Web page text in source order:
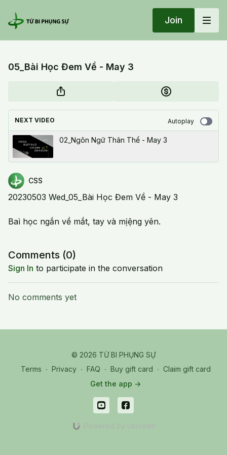
Join
05_Bài Học Đem Về - May 3
NEXT VIDEO Autoplay
02_Ngôn Ngữ Thân Thể - May 3
CSS
20230503 Wed_05_Bài Học Đem Về - May 3
Baì học ngắn về mắt, tay và mịệng yên.
Comments (0)
Sign In to participate in the conversation
No comments yet
© 2026 TỪ BI PHỤNG SỰ
Terms ∙ Privacy ∙ FAQ ∙ Buy gift card ∙ Claim gift card
Get the app ->
Powered by Uscreen